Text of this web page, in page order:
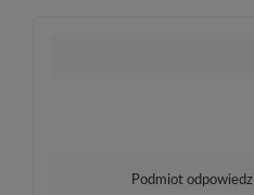
Podmiot